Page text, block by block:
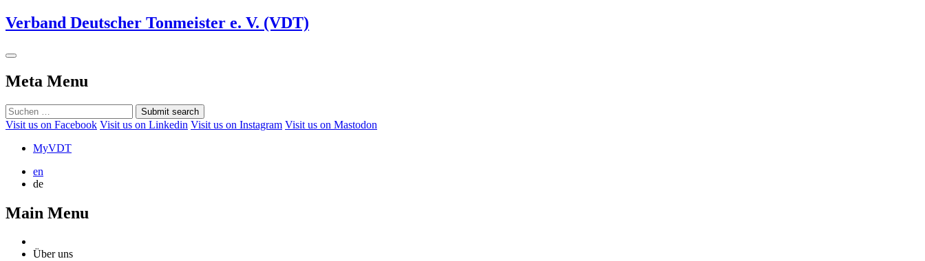
Verband Deutscher Tonmeister e. V. (VDT)
Meta Menu
Submit search
Visit us on Facebook Visit us on Linkedin Visit us on Instagram Visit us on Mastodon
MyVDT
en
de
Main Menu
Über uns